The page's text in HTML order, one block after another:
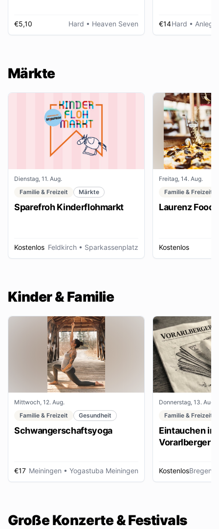
€5,10 Hard • Heaven Seven €14Hard •
Märkte
Dienstag, 11. Aug.
Familie & Freizeit
Märkte
Sparefroh Kinderflohmarkt
Kostenlos Feldkirch • Sparkassenplatz
Freitag, 14. Aug.
Familie & Freizeit
Laurenz Food
Kostenlos
Kinder & Familie
Mittwoch, 12. Aug.
Familie & Freizeit
Gesundheit
Schwangerschaftsyoga
€17 Meiningen • Yogastuba Meiningen
Donnerstag, 13. Aug.
Familie & Freizeit
Eintauchen in
Vorarlberger
KostenlosBregenz
Große Konzerte & Festivals